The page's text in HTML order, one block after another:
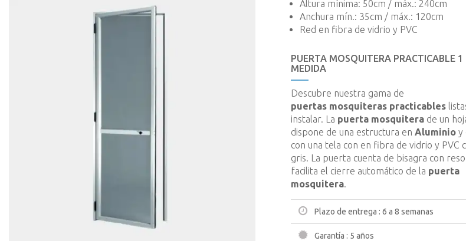
Altura mínima: 50cm / máx.: 240cm
Anchura mín.: 35cm / máx.: 120cm
Red en fibra de vidrio y PVC
PUERTA MOSQUITERA PRACTICABLE
MEDIDA
Descubre nuestra gama de
puertas mosquiteras practicables
instalar. La puerta mosquitera de un
dispone de una estructura en Aluminio y
con una tela con en fibra de vidrio y PVC
gris. La puerta cuenta de bisagra con
facilita el cierre automático de la puerta
mosquitera.
Plazo de entrega : 6 a 8 semanas
Garantía : 5 años